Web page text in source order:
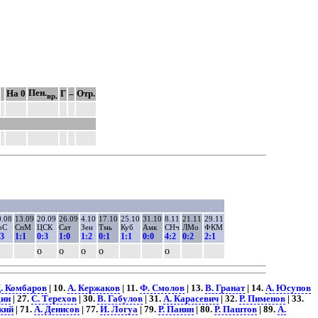
На 0 Пен.вр. Г – Отр.
13.09
СпМ
1:1
20.09
ЦСК
0:3
26.09
Сат
1:0
4.10
Зен
1:2
17.10
Тмь
0:1
25.10
Куб
1:1
31.10
Амк
0:0
8.11
СНч
4:2
21.11
ЛМо
0:2
29.11
ФКМ
2:1
о о о о о
Комбаров| 10. А. Кержаков| 11. Ф. Смолов| 13. В. Гранат| 14. А. Юсупов
| 27. С. Терехов| 30. В. Габулов| 31. А. Карасевич| 32. Р. Пименов| 33.
| 71. А. Денисов| 77. И. Логуа| 79. Р. Панин| 80. Р. Паштов| 89. А.